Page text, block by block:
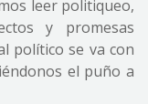
leer politiqueo,
y promesas
político se va con
el puño a